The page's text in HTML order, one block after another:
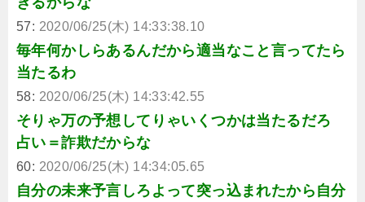
57: 2020/06/25(木) 14:33:38.10
毎年何かしらあるんだから適当なこと言ってたら
当たるわ
58: 2020/06/25(木) 14:33:42.55
そりゃ万の予想してりゃいくつかは当たるだろ
占い＝詐欺だからな
60: 2020/06/25(木) 14:34:05.65
自分の未来予言しろよって突っ込まれたから自分